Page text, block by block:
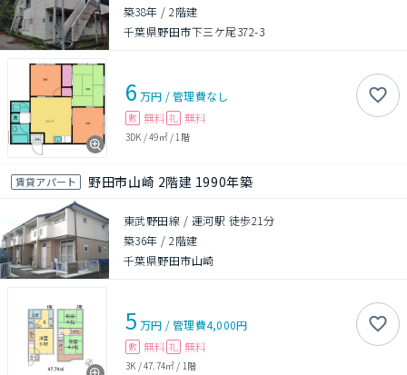
築38年 /2階建
千葉県野田市下三ケ尾372-3
6 万円 /管理費なし
敷 無料 礼 無料
3DK /49㎡/ 1階
賃貸アパート 野田市山崎 2階建 1990年築
東武野田線 / 運河駅 徒歩21分
築36年 /2階建
千葉県野田市山崎
5 万円 /管理費4,000円
敷 無料 礼 無料
3K /47.74㎡ / 1階